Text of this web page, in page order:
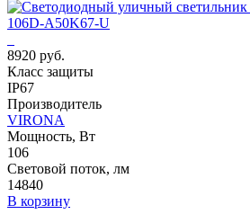
8920 руб.
Класс защиты
IP67
Производитель
VIRONA
Мощность, Вт
106
Световой поток, лм
14840
В корзину